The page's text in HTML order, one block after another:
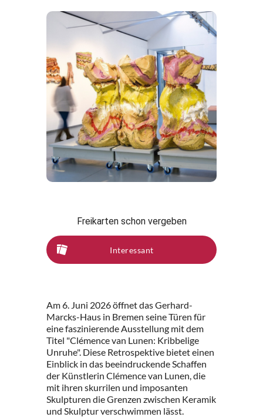
Freikarten schon vergeben
Interessant
Am 6. Juni 2026 öffnet das Gerhard-
Marcks-Haus in Bremen seine Türen für
eine faszinierende Ausstellung mit dem
Titel "Clémence van Lunen: Kribbelige
Unruhe". Diese Retrospektive bietet einen
Einblick in das beeindruckende Schaffen
der Künstlerin Clémence van Lunen, die
mit ihren skurrilen und imposanten
Skulpturen die Grenzen zwischen Keramik
und Skulptur verschwimmen lässt.